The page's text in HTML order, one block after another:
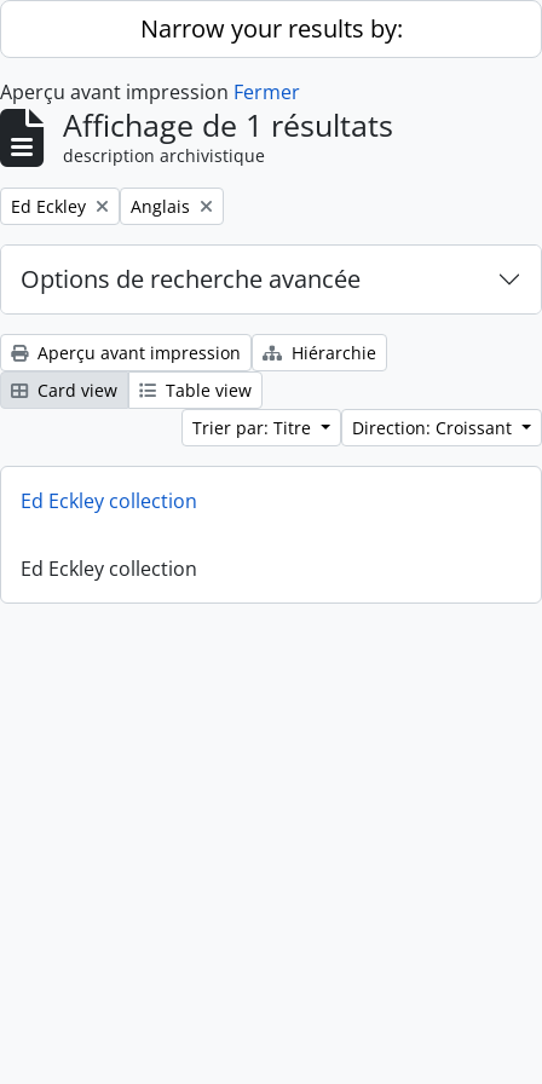
Skip to main contentNarrow your results by:
Aperçu avant impression Fermer
Affichage de 1 résultats
description archivistique
Remove filter:
Ed Eckley Remove filter:
Anglais
Options de recherche avancée
Aperçu avant impression
Hiérarchie
Card view
Table view
Trier par: Titre
Direction: Croissant
Ed Eckley collection
Ed Eckley collection